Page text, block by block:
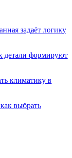
задаёт логику
детали формируют
климатику в
выбрать